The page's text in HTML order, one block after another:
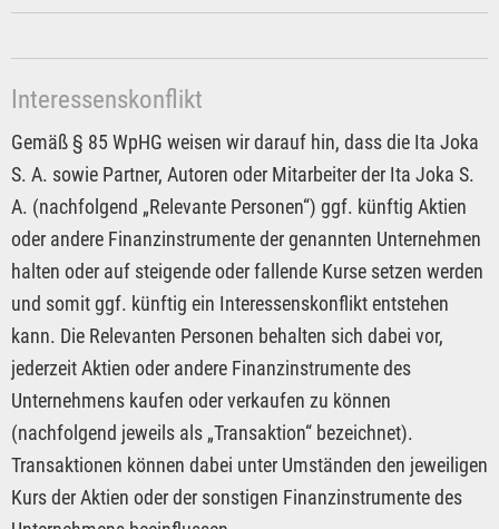
Interessenskonflikt
Gemäß § 85 WpHG weisen wir darauf hin, dass die Ita Joka
S. A. sowie Partner, Autoren oder Mitarbeiter der Ita Joka S.
A. (nachfolgend „Relevante Personen“) ggf. künftig Aktien
oder andere Finanzinstrumente der genannten Unternehmen
halten oder auf steigende oder fallende Kurse setzen werden
und somit ggf. künftig ein Interessenskonflikt entstehen
kann. Die Relevanten Personen behalten sich dabei vor,
jederzeit Aktien oder andere Finanzinstrumente des
Unternehmens kaufen oder verkaufen zu können
(nachfolgend jeweils als „Transaktion“ bezeichnet).
Transaktionen können dabei unter Umständen den jeweiligen
Kurs der Aktien oder der sonstigen Finanzinstrumente des